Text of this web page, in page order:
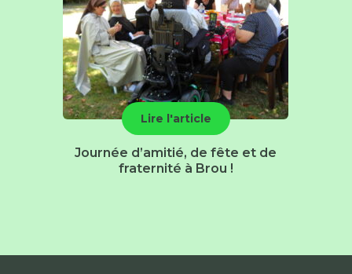
Lire l'article
Journée d’amitié, de fête et de
fraternité à Brou !